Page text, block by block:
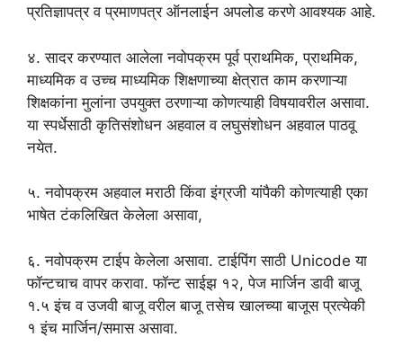
प्रतिज्ञापत्र व प्रमाणपत्र ऑनलाईन अपलोड करणे आवश्यक आहे.
४. सादर करण्यात आलेला नवोपक्रम पूर्व प्राथमिक, प्राथमिक,
माध्यमिक व उच्च माध्यमिक शिक्षणाच्या क्षेत्रात काम करणाऱ्या
शिक्षकांना मुलांना उपयुक्त ठरणाऱ्या कोणत्याही विषयावरील असावा.
या स्पर्धेसाठी कृतिसंशोधन अहवाल व लघुसंशोधन अहवाल पाठवू
नयेत.
५. नवोपक्रम अहवाल मराठी किंवा इंग्रजी यांपैकी कोणत्याही एका
भाषेत टंकलिखित केलेला असावा,
६. नवोपक्रम टाईप केलेला असावा. टाईपिंग साठी Unicode या
फॉन्टचाच वापर करावा. फॉन्ट साईझ १२, पेज मार्जिन डावी बाजू
१.५ इंच व उजवी बाजू वरील बाजू तसेच खालच्या बाजूस प्रत्येकी
१ इंच मार्जिन/समास असावा.